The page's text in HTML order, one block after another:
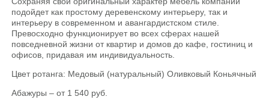
подойдет как простому деревенскому интерьеру, так и
интерьеру в современном и авангардистском стиле.
Превосходно функционирует во всех сферах нашей
повседневной жизни от квартир и домов до кафе, гостиниц и
офисов, придавая им индивидуальность.
Цвет ротанга: Медовый (натуральный) Оливковый Коньячный
Абажуры – от 1 540 руб.